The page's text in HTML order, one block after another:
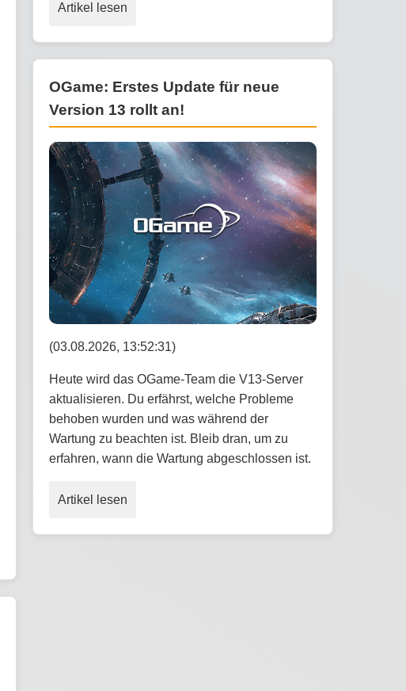
Artikel lesen
OGame: Erstes Update für neue
Version 13 rollt an!
(03.08.2026, 13:52:31)
Heute wird das OGame-Team die V13-Server
aktualisieren. Du erfährst, welche Probleme
behoben wurden und was während der
Wartung zu beachten ist. Bleib dran, um zu
erfahren, wann die Wartung abgeschlossen ist.
Artikel lesen